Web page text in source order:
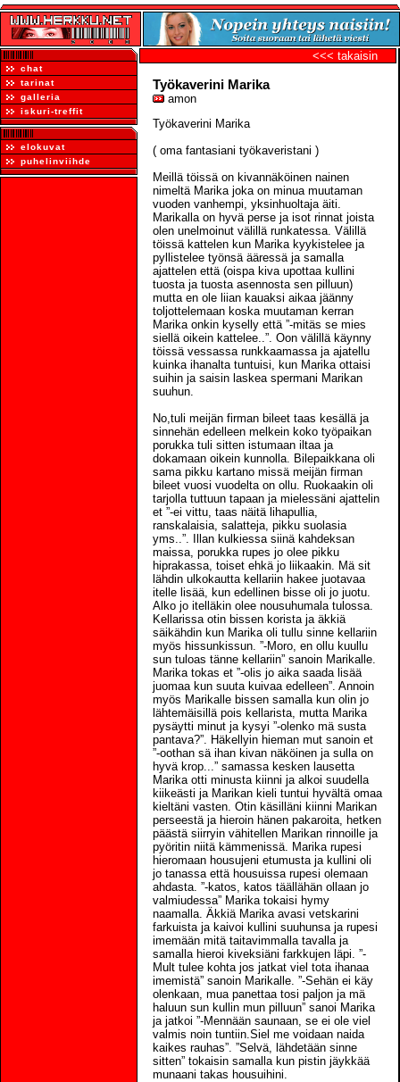
chat
tarinat
galleria
iskuri-treffit
elokuvat
puhelinviihde
<<< takaisin
Työkaverini Marika
amon
Työkaverini Marika
( oma fantasiani työkaveristani )
Meillä töissä on kivannäköinen nainen
nimeltä Marika joka on minua muutaman
vuoden vanhempi, yksinhuoltaja äiti.
Marikalla on hyvä perse ja isot rinnat joista
olen unelmoinut välillä runkatessa. Välillä
töissä kattelen kun Marika kyykistelee ja
pyllistelee työnsä ääressä ja samalla
ajattelen että (oispa kiva upottaa kullini
tuosta ja tuosta asennosta sen pilluun)
mutta en ole liian kauaksi aikaa jäänny
toljottelemaan koska muutaman kerran
Marika onkin kyselly että ”-mitäs se mies
siellä oikein kattelee..”. Oon välillä käynny
töissä vessassa runkkaamassa ja ajatellu
kuinka ihanalta tuntuisi, kun Marika ottaisi
suihin ja saisin laskea spermani Marikan
suuhun.
No,tuli meijän firman bileet taas kesällä ja
sinnehän edelleen melkein koko työpaikan
porukka tuli sitten istumaan iltaa ja
dokamaan oikein kunnolla. Bilepaikkana oli
sama pikku kartano missä meijän firman
bileet vuosi vuodelta on ollu. Ruokaakin oli
tarjolla tuttuun tapaan ja mielessäni ajattelin
et ”-ei vittu, taas näitä lihapullia,
ranskalaisia, salatteja, pikku suolasia
yms..”. Illan kulkiessa siinä kahdeksan
maissa, porukka rupes jo olee pikku
hiprakassa, toiset ehkä jo liikaakin. Mä sit
lähdin ulkokautta kellariin hakee juotavaa
itelle lisää, kun edellinen bisse oli jo juotu.
Alko jo itelläkin olee nousuhumala tulossa.
Kellarissa otin bissen korista ja äkkiä
säikähdin kun Marika oli tullu sinne kellariin
myös hissunkissun. ”-Moro, en ollu kuullu
sun tuloas tänne kellariin” sanoin Marikalle.
Marika tokas et ”-olis jo aika saada lisää
juomaa kun suuta kuivaa edelleen”. Annoin
myös Marikalle bissen samalla kun olin jo
lähtemäisillä pois kellarista, mutta Marika
pysäytti minut ja kysyi ”-olenko mä susta
pantava?”. Häkellyin hieman mut sanoin et
”-oothan sä ihan kivan näköinen ja sulla on
hyvä krop...” samassa kesken lausetta
Marika otti minusta kiinni ja alkoi suudella
kiikeästi ja Marikan kieli tuntui hyvältä omaa
kieltäni vasten. Otin käsilläni kiinni Marikan
perseestä ja hieroin hänen pakaroita, hetken
päästä siirryin vähitellen Marikan rinnoille ja
pyöritin niitä kämmenissä. Marika rupesi
hieromaan housujeni etumusta ja kullini oli
jo tanassa että housuissa rupesi olemaan
ahdasta. ”-katos, katos täällähän ollaan jo
valmiudessa” Marika tokaisi hymy
naamalla. Äkkiä Marika avasi vetskarini
farkuista ja kaivoi kullini suuhunsa ja rupesi
imemään mitä taitavimmalla tavalla ja
samalla hieroi kiveksiäni farkkujen läpi. ”-
Mult tulee kohta jos jatkat viel tota ihanaa
imemistä” sanoin Marikalle. ”-Sehän ei käy
olenkaan, mua panettaa tosi paljon ja mä
haluun sun kullin mun pilluun” sanoi Marika
ja jatkoi ”-Mennään saunaan, se ei ole viel
valmis noin tuntiin.Siel me voidaan naida
kaikes rauhas”. ”Selvä, lähdetään sinne
sitten” tokaisin samalla kun pistin jäykkää
munaani takas housuihini.